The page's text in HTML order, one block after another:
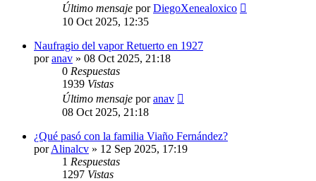
Último mensaje porDiegoXenealoxico
10 Oct 2025, 12:35
Naufragio del vapor Retuerto en 1927
poranav » 08 Oct 2025, 21:18
0 Respuestas
1939 Vistas
Último mensaje poranav
08 Oct 2025, 21:18
¿Qué pasó con la familia Viaño Fernández?
porAlinalcv » 12 Sep 2025, 17:19
1 Respuestas
1297 Vistas